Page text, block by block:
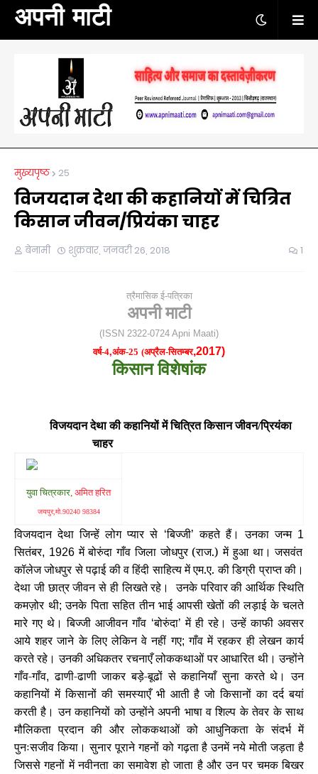
अपनी माटी
मुख्यपृष्ठ 25
विजयदान देथा की कहानियों में चित्रित
किसान जीवन/प्रियंका चाहर
बेनामी शुक्रवार, जनवरी 26, 2018 1
त्रैमासिक ई-पत्रिका
अपनी माटी
(ISSN 2322-0724 Apni Maati)
वर्ष-4,अंक-25 (अप्रैल-सितम्बर,2017)
किसान विशेषांक
विजयदान देथा की कहानियों में चित्रित किसान जीवन/प्रियंका
चाहर
युवा चित्रकार, अमित हरित
जयपुर,मो.90240 98384
विजयदान देथा जिन्हें लोग प्यार से ‘बिज्जी’कहते हैं। उनका जन्म 1
सितंबर, 1926में बोरुंदा गाँव जिला जोधपुर (राज.) में हुआ था। जसवंत
कॉलेज जोधपुर से पढ़ाई की व हिंदी साहित्य में एम.ए. की डिग्री प्राप्त की।
देथा जी छात्र जीवन से ही लिखते रहे। उनके परिवार की आर्थिक स्थिति
कमज़ोर थी;उनके पिता सहित तीन भाई आपसी खेतों की लड़ाई के चलते
मारे गए थे। बिज्जी आजीवन गाँव ‘बोरुंदा’में ही रहे। उन्हें काफी अवसर
आये शहर जाने के लिए लेकिन वे नहीं गए;गाँव में रहकर ही लेखन कार्य
करते रहे। उनकी अधिकतर रचनाएँ लोककथाओं पर आधारित थी। उन्होंने
गाँव-गाँव,ढाणी-ढाणी जाकर बड़े-बूढों से कहानियाँ सुना करते थे। उन
कहानियों में किसानों की समस्याएँ भी आती है जो किसानों का दर्द बयां
करती है। उन कहानियों को उन्होंने अपनी भाषा व शिल्प के तेवर के साथ
मौलिकता प्रदान की और लोककथाओं को आधुनिकता के संदर्भ में
पुनःसजीव किया। सुनार पूराने गहनों को गढ़ता है उनमें नये मोती जड़ता है
जिससे गहनों में नवीनता का समावेश हो जाता है और उन पर चमक बिखर